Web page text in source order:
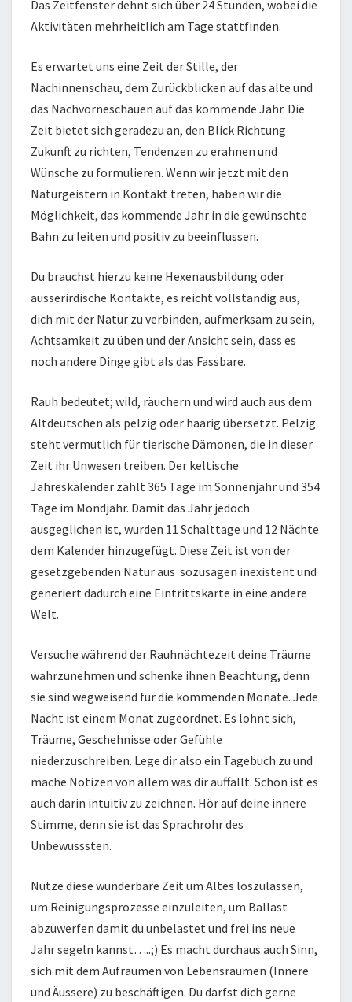
Das Zeitfenster dehnt sich über 24 Stunden, wobei die
Aktivitäten mehrheitlich am Tage stattfinden.
Es erwartet uns eine Zeit der Stille, der
Nachinnenschau, dem Zurückblicken auf das alte und
das Nachvorneschauen auf das kommende Jahr. Die
Zeit bietet sich geradezu an, den Blick Richtung
Zukunft zu richten, Tendenzen zu erahnen und
Wünsche zu formulieren. Wenn wir jetzt mit den
Naturgeistern in Kontakt treten, haben wir die
Möglichkeit, das kommende Jahr in die gewünschte
Bahn zu leiten und positiv zu beeinflussen.
Du brauchst hierzu keine Hexenausbildung oder
ausserirdische Kontakte, es reicht vollständig aus,
dich mit der Natur zu verbinden, aufmerksam zu sein,
Achtsamkeit zu üben und der Ansicht sein, dass es
noch andere Dinge gibt als das Fassbare.
Rauh bedeutet; wild, räuchern und wird auch aus dem
Altdeutschen als pelzig oder haarig übersetzt. Pelzig
steht vermutlich für tierische Dämonen, die in dieser
Zeit ihr Unwesen treiben. Der keltische
Jahreskalender zählt 365 Tage im Sonnenjahr und 354
Tage im Mondjahr. Damit das Jahr jedoch
ausgeglichen ist, wurden 11 Schalttage und 12 Nächte
dem Kalender hinzugefügt. Diese Zeit ist von der
gesetzgebenden Natur aus sozusagen inexistent und
generiert dadurch eine Eintrittskarte in eine andere
Welt.
Versuche während der Rauhnächtezeit deine Träume
wahrzunehmen und schenke ihnen Beachtung, denn
sie sind wegweisend für die kommenden Monate. Jede
Nacht ist einem Monat zugeordnet. Es lohnt sich,
Träume, Geschehnisse oder Gefühle
niederzuschreiben. Lege dir also ein Tagebuch zu und
mache Notizen von allem was dir auffällt. Schön ist es
auch darin intuitiv zu zeichnen. Hör auf deine innere
Stimme, denn sie ist das Sprachrohr des
Unbewusssten.
Nutze diese wunderbare Zeit um Altes loszulassen,
um Reinigungsprozesse einzuleiten, um Ballast
abzuwerfen damit du unbelastet und frei ins neue
Jahr segeln kannst…..;) Es macht durchaus auch Sinn,
sich mit dem Aufräumen von Lebensräumen (Innere
und Äussere) zu beschäftigen. Du darfst dich gerne